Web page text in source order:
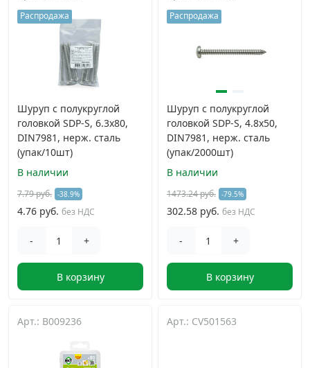
Дюбельная техника
Кабельный крепеж
Заклепки ›
Химический крепеж
Гвозди и скобы
Распродажа
Шуруп с полукруглой
головкой SDP-S, 6.3х80,
DIN7981, нерж. сталь
(упак/10шт)
В наличии
7.79 руб. -38.9%
4.76 руб. без НДС
- +
В корзину
Распродажа
Шуруп с полукруглой
головкой SDP-S, 4.8х50,
DIN7981, нерж. сталь
(упак/2000шт)
В наличии
1473.24 руб. -79.5%
302.58 руб. без НДС
- +
В корзину
Арт.: B009236 Арт.: CV501563